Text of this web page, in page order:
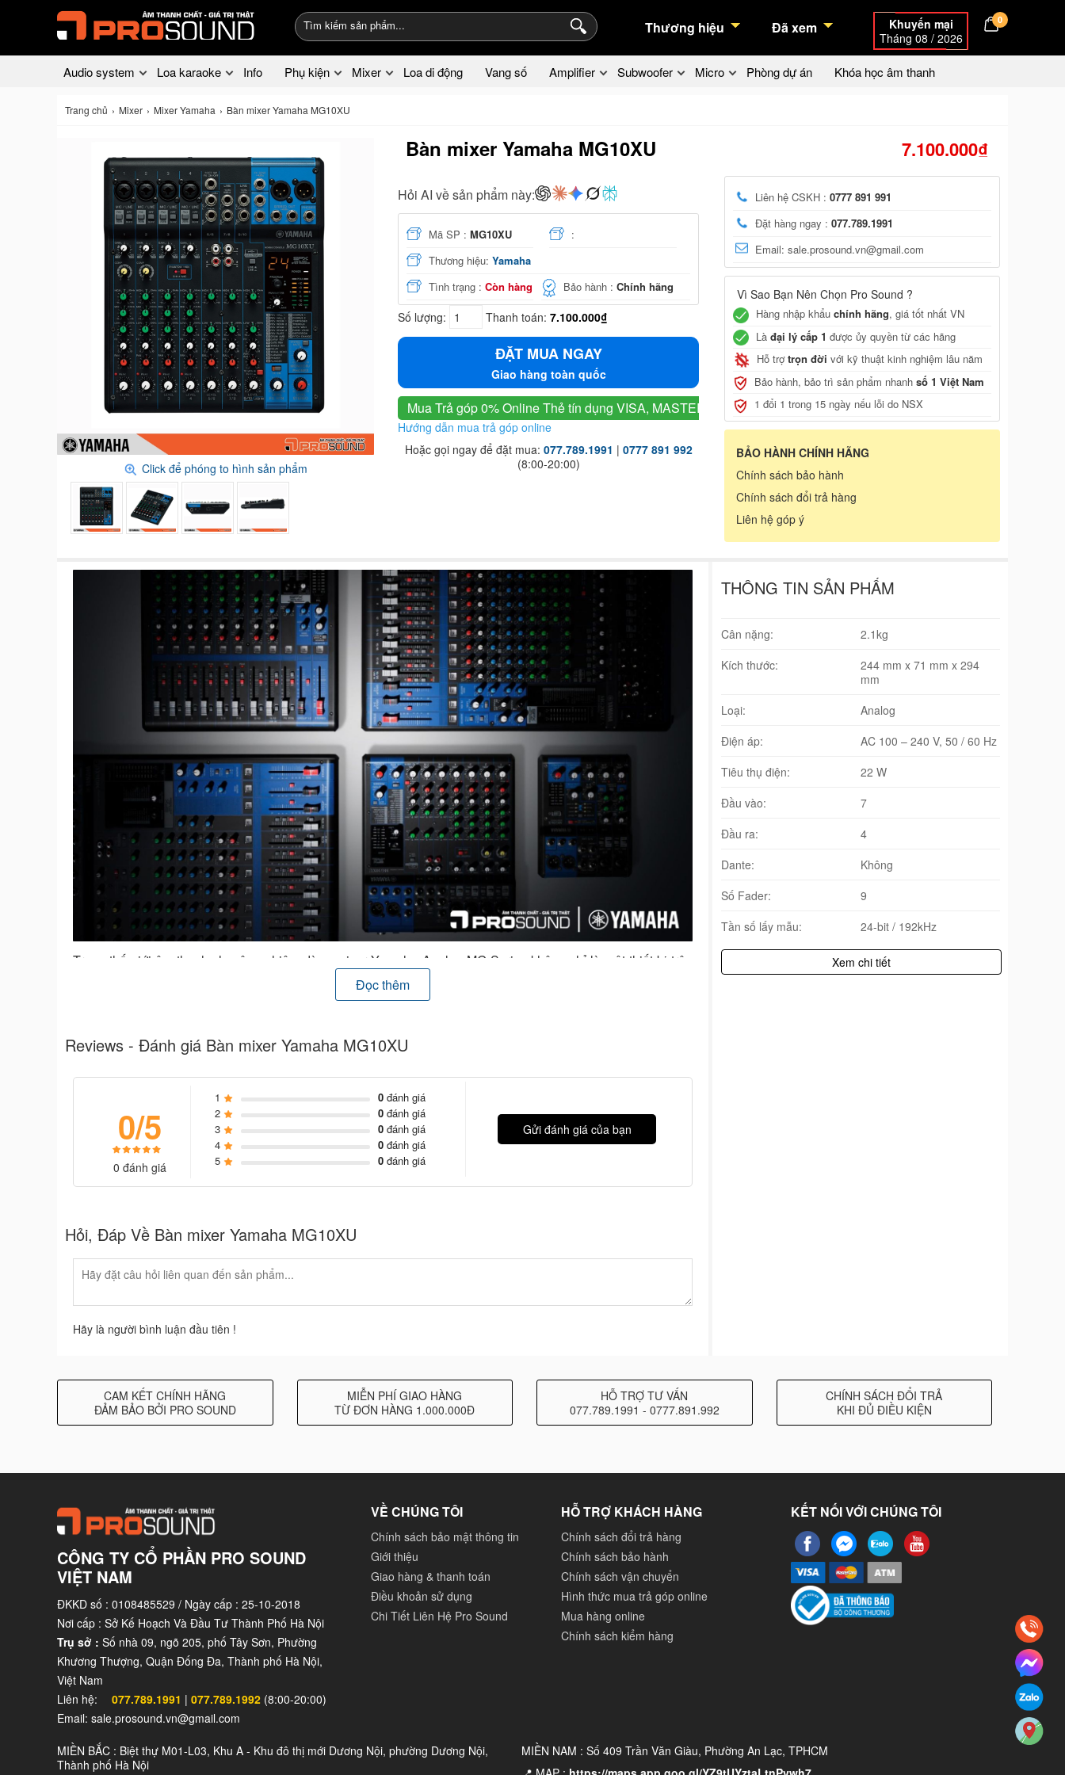
Thương hiệu Đã xem
Khuyến mại
Tháng 08 / 2026
0
Audio system Loa karaoke Info Phụ kiện Mixer Loa di động Vang số Amplifier Subwoofer Micro Phòng dự án Khóa học âm thanh
Trang chủ Mixer Mixer Yamaha Bàn mixer Yamaha MG10XU
Click để phóng to hình sản phẩm
Bàn mixer Yamaha MG10XU 7.100.000₫
Hỏi AI về sản phẩm này:
Mã SP : MG10XU
:
Thương hiệu: Yamaha
Tình trạng : Còn hàng Bảo hành :Chính hãng
Số lượng: Thanh toán: 7.100.000₫
ĐẶT MUA NGAY
Giao hàng toàn quốc
Mua Trả góp 0% OnlineThẻ tín dụng VISA, MASTER, JCB
Hướng dẫn mua trả góp online
Hoặc gọi ngay để đặt mua: 077.789.1991 | 0777 891 992
(8:00-20:00)
Liên hệ CSKH : 0777 891 991
Đặt hàng ngay : 077.789.1991
Email: sale.prosound.vn@gmail.com
Vì Sao Bạn Nên Chọn Pro Sound ?
Hàng nhập khẩu chính hãng, giá tốt nhất VN
Là đại lý cấp 1 được ủy quyền từ các hãng
Hỗ trợtrọn đời với kỹ thuật kinh nghiệm lâu năm
Bảo hành, bảo trì sản phẩm nhanh số 1 Việt Nam
1 đổi 1 trong 15 ngày nếu lỗi do NSX
BẢO HÀNH CHÍNH HÃNG
Chính sách bảo hành
Chính sách đổi trả hàng
Liên hệ góp ý
Trong thế giới âm thanh chuyên nghiệp, dòng mixer Yamaha Analog MG Series không chỉ là một thiết bị trộn
âm thanh mà còn là một công cụ đắc lực, giúp hiện thực hóa các ý tưởng âm nhạc một cách hoàn hảo nhất.
Được thiết kế với sự tinh tế và công nghệ tiên tiến từ một trong những hãng âm thanh hàng đầu thế giới,
Đọc thêm
Reviews - Đánh giá Bàn mixer Yamaha MG10XU
0/5
0 đánh giá
1 0đánh giá
2
0đánh giá
3
0đánh giá
4
0đánh giá
5
0đánh giá
Gửi đánh giá của bạn
Hỏi, Đáp Về Bàn mixer Yamaha MG10XU
Hãy là người bình luận đầu tiên !
THÔNG TIN SẢN PHẨM
Cân nặng:
2.1kg
Kích thước:
244 mm x 71 mm x 294
mm
Loại:
Analog
Điện áp:
AC 100 – 240 V, 50 / 60 Hz
Tiêu thụ điện:
22 W
Đầu vào:
7
Đầu ra:
4
Dante:
Không
Số Fader:
9
Tần số lấy mẫu:
24-bit / 192kHz
Xem chi tiết
CAM KẾT CHÍNH HÃNG
ĐẢM BẢO BỞI PRO SOUND
MIỄN PHÍ GIAO HÀNG
TỪ ĐƠN HÀNG 1.000.000Đ
HỖ TRỢ TƯ VẤN
077.789.1991 - 0777.891.992
CHÍNH SÁCH ĐỔI TRẢ
KHI ĐỦ ĐIỀU KIỆN
CÔNG TY CỔ PHẦN PRO SOUND
VIỆT NAM
ĐKKD số : 0108485529 / Ngày cấp : 25-10-2018
Nơi cấp : Sở Kế Hoạch Và Đầu Tư Thành Phố Hà Nội
Trụ sở : Số nhà 09, ngõ 205, phố Tây Sơn, Phường
Khương Thượng, Quận Đống Đa, Thành phố Hà Nội,
Việt Nam
Liên hệ:
077.789.1991 | 077.789.1992 (8:00-20:00)
Email: sale.prosound.vn@gmail.com
VỀ CHÚNG TÔI
Chính sách bảo mật thông tin
Giới thiệu
Giao hàng & thanh toán
Điều khoản sử dụng
Chi Tiết Liên Hệ Pro Sound
HỖ TRỢ KHÁCH HÀNG
Chính sách đổi trả hàng
Chính sách bảo hành
Chính sách vận chuyển
Hình thức mua trả góp online
Mua hàng online
Chính sách kiểm hàng
KẾT NỐI VỚI CHÚNG TÔI
MIỀN BẮC : Biệt thự M01-L03, Khu A - Khu đô thị mới Dương Nội, phường Dương Nội,
Thành phố Hà Nội
MIỀN NAM : Số 409 Trần Văn Giàu, Phường An Lạc, TPHCM